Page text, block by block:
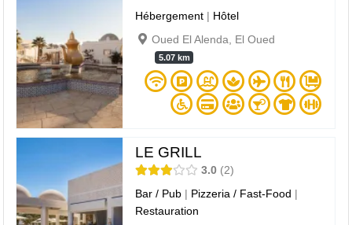
Hébergement | Hôtel
Oued El Alenda, El Oued
5.07 km
LE GRILL
3.0 2
Bar / Pub | Pizzeria / Fast-Food |
Restauration